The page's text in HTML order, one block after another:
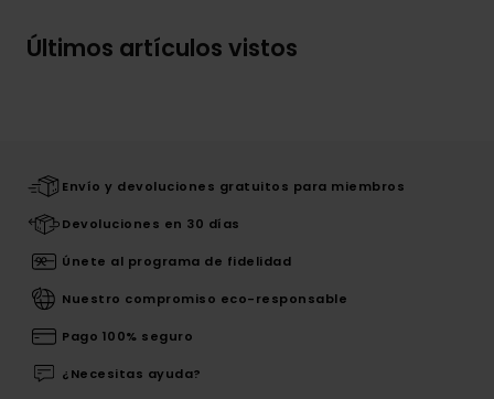
Últimos artículos vistos
Envío y devoluciones gratuitos para miembros
Devoluciones en 30 días
Únete al programa de fidelidad
Nuestro compromiso eco-responsable
Pago 100% seguro
¿Necesitas ayuda?